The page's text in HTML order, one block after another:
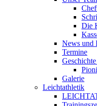
Die
News und
Termine
Galerie
Leichtathletik